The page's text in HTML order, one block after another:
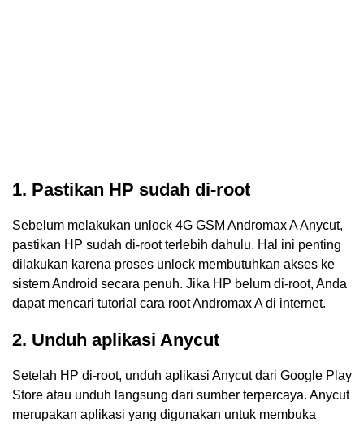
1. Pastikan HP sudah di-root
Sebelum melakukan unlock 4G GSM Andromax A Anycut,
pastikan HP sudah di-root terlebih dahulu. Hal ini penting
dilakukan karena proses unlock membutuhkan akses ke
sistem Android secara penuh. Jika HP belum di-root, Anda
dapat mencari tutorial cara root Andromax A di internet.
2. Unduh aplikasi Anycut
Setelah HP di-root, unduh aplikasi Anycut dari Google Play
Store atau unduh langsung dari sumber terpercaya. Anycut
merupakan aplikasi yang digunakan untuk membuka